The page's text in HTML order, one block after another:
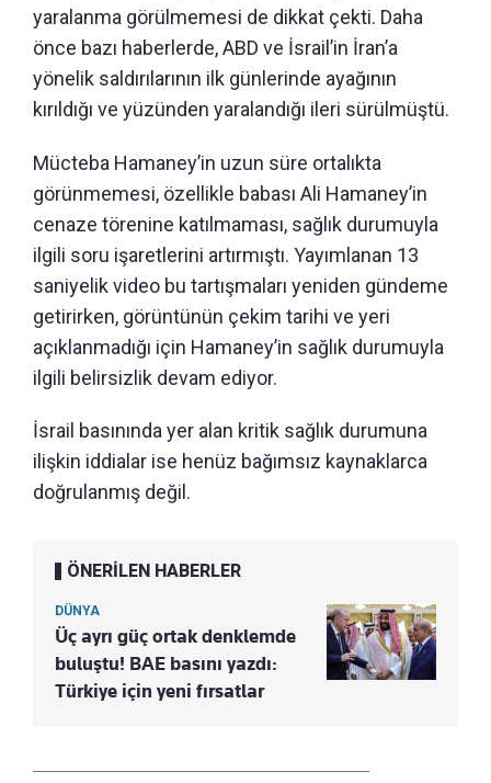
yaralanma görülmemesi de dikkat çekti. Daha
önce bazı haberlerde, ABD ve İsrail’in İran’a
yönelik saldırılarının ilk günlerinde ayağının
kırıldığı ve yüzünden yaralandığı ileri sürülmüştü.
Mücteba Hamaney’in uzun süre ortalıkta
görünmemesi, özellikle babası Ali Hamaney’in
cenaze törenine katılmaması, sağlık durumuyla
ilgili soru işaretlerini artırmıştı. Yayımlanan 13
saniyelik video bu tartışmaları yeniden gündeme
getirirken, görüntünün çekim tarihi ve yeri
açıklanmadığı için Hamaney’in sağlık durumuyla
ilgili belirsizlik devam ediyor.
İsrail basınında yer alan kritik sağlık durumuna
ilişkin iddialar ise henüz bağımsız kaynaklarca
doğrulanmış değil.
ÖNERİLEN HABERLER
DÜNYA
Üç ayrı güç ortak denklemde
buluştu! BAE basını yazdı:
Türkiye için yeni fırsatlar